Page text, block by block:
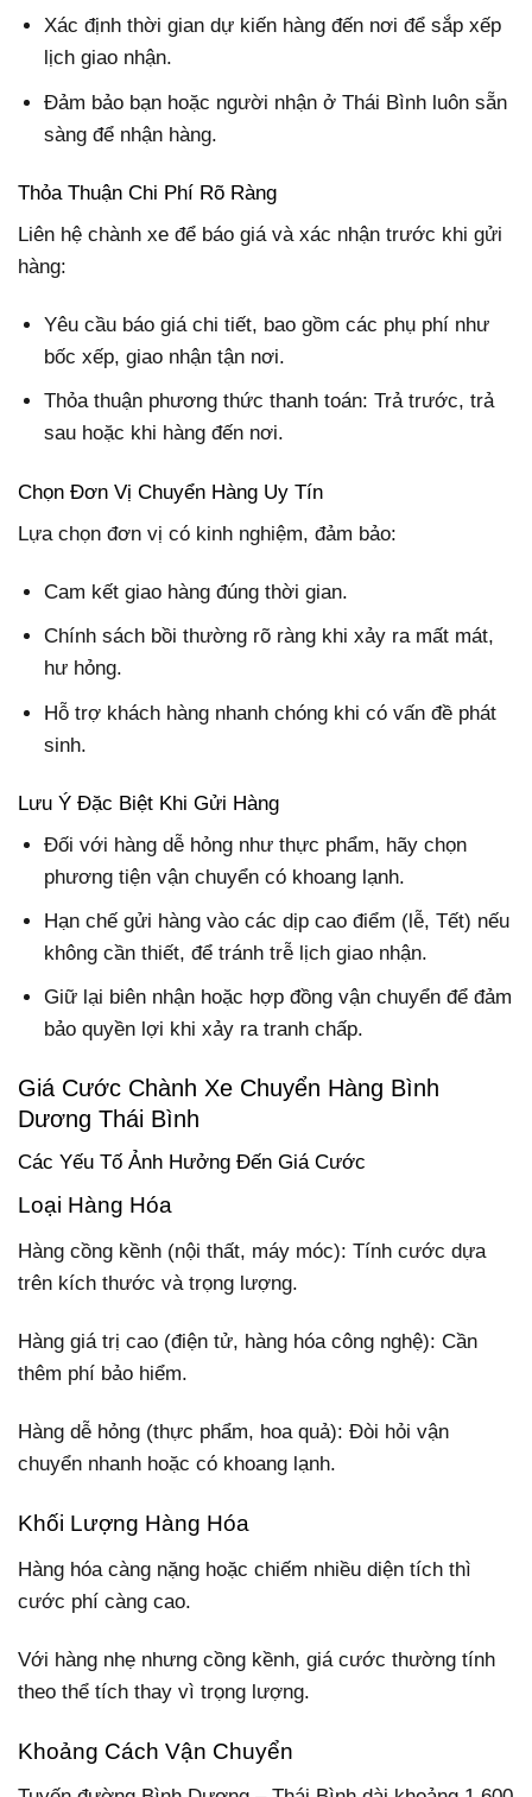
Xác định thời gian dự kiến hàng đến nơi để sắp xếp
lịch giao nhận.
Đảm bảo bạn hoặc người nhận ở Thái Bình luôn sẵn
sàng để nhận hàng.
Thỏa Thuận Chi Phí Rõ Ràng
Liên hệ chành xe để báo giá và xác nhận trước khi gửi
hàng:
Yêu cầu báo giá chi tiết, bao gồm các phụ phí như
bốc xếp, giao nhận tận nơi.
Thỏa thuận phương thức thanh toán: Trả trước, trả
sau hoặc khi hàng đến nơi.
Chọn Đơn Vị Chuyển Hàng Uy Tín
Lựa chọn đơn vị có kinh nghiệm, đảm bảo:
Cam kết giao hàng đúng thời gian.
Chính sách bồi thường rõ ràng khi xảy ra mất mát,
hư hỏng.
Hỗ trợ khách hàng nhanh chóng khi có vấn đề phát
sinh.
Lưu Ý Đặc Biệt Khi Gửi Hàng
Đối với hàng dễ hỏng như thực phẩm, hãy chọn
phương tiện vận chuyển có khoang lạnh.
Hạn chế gửi hàng vào các dịp cao điểm (lễ, Tết) nếu
không cần thiết, để tránh trễ lịch giao nhận.
Giữ lại biên nhận hoặc hợp đồng vận chuyển để đảm
bảo quyền lợi khi xảy ra tranh chấp.
Giá Cước Chành Xe Chuyển Hàng Bình
Dương Thái Bình
Các Yếu Tố Ảnh Hưởng Đến Giá Cước
Loại Hàng Hóa
Hàng cồng kềnh (nội thất, máy móc): Tính cước dựa
trên kích thước và trọng lượng.
Hàng giá trị cao (điện tử, hàng hóa công nghệ): Cần
thêm phí bảo hiểm.
Hàng dễ hỏng (thực phẩm, hoa quả): Đòi hỏi vận
chuyển nhanh hoặc có khoang lạnh.
Khối Lượng Hàng Hóa
Hàng hóa càng nặng hoặc chiếm nhiều diện tích thì
cước phí càng cao.
Với hàng nhẹ nhưng cồng kềnh, giá cước thường tính
theo thể tích thay vì trọng lượng.
Khoảng Cách Vận Chuyển